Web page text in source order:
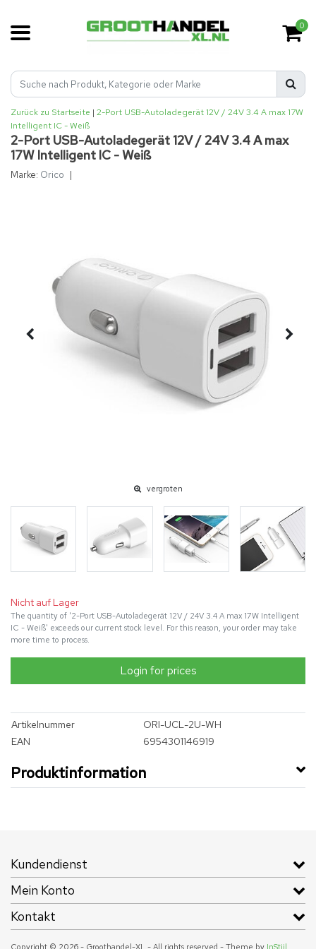
0
Zurück zu Startseite | 2-Port USB-Autoladegerät 12V / 24V 3.4 A max 17W
Intelligent IC - Weiß
2-Port USB-Autoladegerät 12V / 24V 3.4 A max
17W Intelligent IC - Weiß
Marke: Orico |
vergroten
Nicht auf Lager
The quantity of '2-Port USB-Autoladegerät 12V / 24V 3.4 A max 17W Intelligent
IC - Weiß' exceeds our current stock level. For this reason, your order may take
more time to process.
Login for prices
Artikelnummer
ORI-UCL-2U-WH
EAN
6954301146919
Produktinformation
Kundendienst
Mein Konto
Kontakt